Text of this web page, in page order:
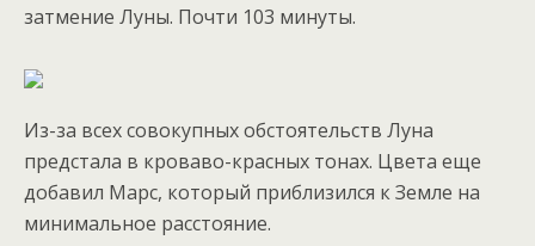
затмение Луны. Почти 103 минуты.
Из-за всех совокупных обстоятельств Луна
предстала в кроваво-красных тонах. Цвета еще
добавил Марс, который приблизился к Земле на
минимальное расстояние.